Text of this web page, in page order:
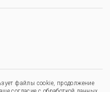
файлы cookie, продолжение